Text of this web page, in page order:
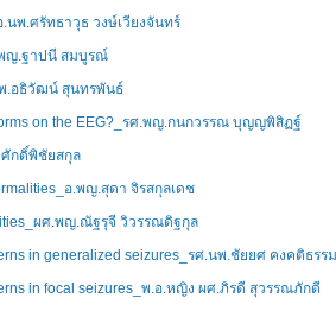
.นพ.ศรัทธาวุธ วงษ์เวียงจันทร์
พญ.ฐาปนี สมบูรณ์
.อธิวัฒน์ สุนทรพันธ์
on the EEG?_รศ.พญ.กนกวรรณ บุญญพิสิฏฐ์
ศักดิ์พิชัยสกุล
อ.พญ.สุดา จิรสกุลเดช
ผศ.พญ.ณัฐรุจี วิวรรณดิฐกุล
in generalized seizures_รศ.นพ.ชัยยศ คงคติธรรม
in focal seizures_พ.อ.หญิง ผศ.ภิรดี สุวรรณภักดี